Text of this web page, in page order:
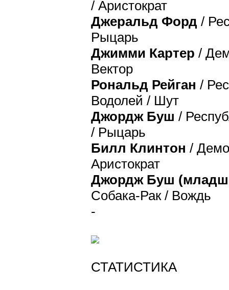
/ Аристократ
Джеральд Форд /
Рыцарь
Джимми Картер /
Вектор
Рональд Рейган /
Водолей / Шут
Джордж Буш /
/ Рыцарь
Билл Клинтон /
Аристократ
Джордж Буш
Собака-Рак / Вождь
-
СТАТИСТИКА